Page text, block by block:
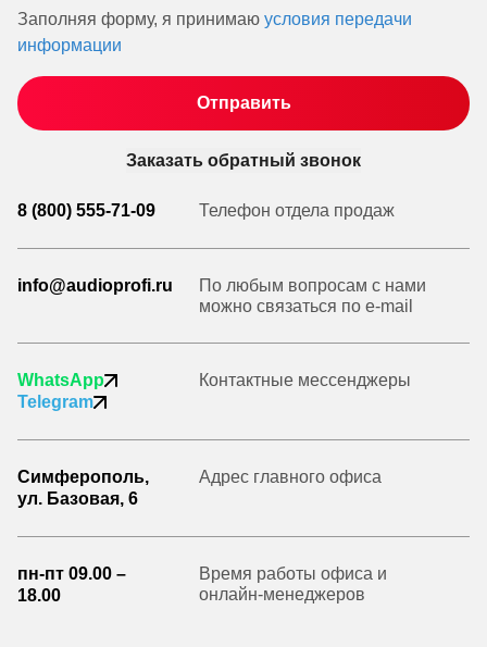
Заполняя форму, я принимаю условия передачи
информации
Заказать обратный звонок
8 (800) 555-71-09 Телефон отдела продаж
info@audioprofi.ru
По любым вопросам с нами
можно связаться по e-mail
WhatsApp
Telegram
Контактные мессенджеры
Симферополь,
ул. Базовая, 6
Адрес главного офиса
пн-пт 09.00 –
18.00
Время работы офиса и
онлайн-менеджеров